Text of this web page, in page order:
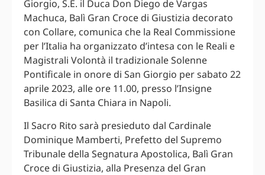
Giorgio, S.E. il Duca Don Diego de Vargas
Machuca, Balì Gran Croce di Giustizia decorato
con Collare, comunica che la Real Commissione
per l’Italia ha organizzato d’intesa con le Reali e
Magistrali Volontà il tradizionale Solenne
Pontificale in onore di San Giorgio per sabato 22
aprile 2023, alle ore 11.00, presso l’Insigne
Basilica di Santa Chiara in Napoli.
Il Sacro Rito sarà presieduto dal Cardinale
Dominique Mamberti, Prefetto del Supremo
Tribunale della Segnatura Apostolica, Balì Gran
Croce di Giustizia, alla Presenza del Gran